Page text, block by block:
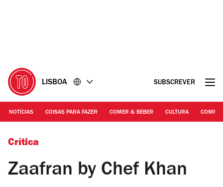
LISBOA SUBSCREVER
NOTÍCIAS COISAS PARA FAZER COMER & BEBER CULTURA
©DR
Crítica
Zaafran by Chef Khan